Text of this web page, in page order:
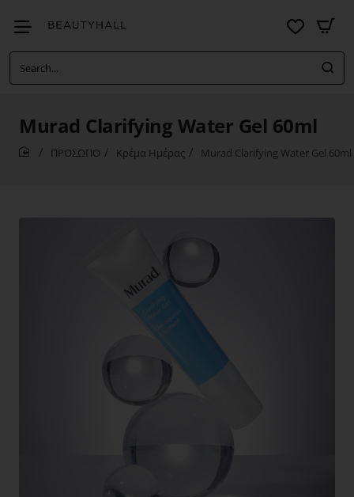
Search...
Murad Clarifying Water Gel 60ml
ΠΡΟΣΩΠΟ Κρέμα Ημέρας Murad Clarifying Water Gel 60ml